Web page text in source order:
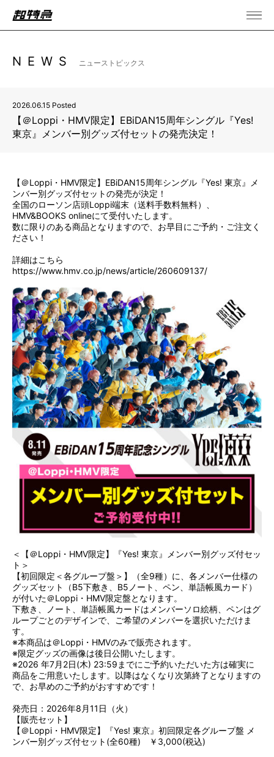
NEWS ニューストピックス
2026.06.15 Posted
【＠Loppi・HMV限定】EBiDAN15周年シングル『Yes!
東京』メンバー別グッズ付セットの発売決定！
【＠Loppi・HMV限定】EBiDAN15周年シングル『Yes! 東京』メ
ンバー別グッズ付セットの発売が決定！
全国のローソン店頭Loppi端末（送料手数料無料）、
HMV&BOOKS onlineにて受付いたします。
数に限りのある商品となりますので、お早目にご予約・ご注文く
ださい！
詳細はこちら
https://www.hmv.co.jp/news/article/260609137/
＜【＠Loppi・HMV限定】『Yes! 東京』メンバー別グッズ付セッ
ト＞
【初回限定＜各グループ盤＞】（全9種）に、各メンバー仕様の
グッズセット（B5下敷き、B5ノート、ペン、単語帳風カード）
が付いた＠Loppi・HMV限定盤となります。
下敷き、ノート、単語帳風カードはメンバーソロ絵柄、ペンはグ
ループごとのデザインで、ご希望のメンバーを選択いただけま
す。
※本商品は＠Loppi・HMVのみで販売されます。
※限定グッズの画像は後日公開いたします。
※2026 年7月2日(木) 23:59までにご予約いただいた方は確実に
商品をご用意いたします。以降はなくなり次第終了となりますの
で、お早めのご予約がおすすめです！
発売日：2026年8月11日（火）
【販売セット】
【＠Loppi・HMV限定】『Yes! 東京』初回限定各グループ盤 メ
ンバー別グッズ付セット(全60種) ￥3,000(税込)